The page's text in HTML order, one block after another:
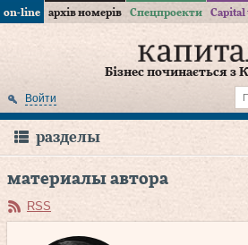
on-line архів номерів Спецпроекти Capital
Бізнес починається з
Войти
разделы
материалы автора
RSS